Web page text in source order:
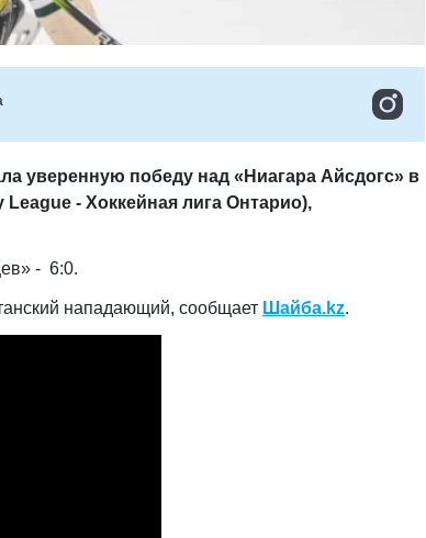
уверенную победу над «Ниагара Айсдогс» в
League - Хоккейная лига Онтарио),
- 6:0.
нападающий, сообщает Шайба.kz.